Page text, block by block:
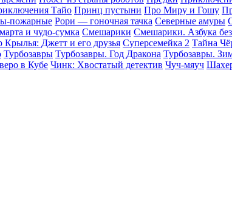
Тайо Принц пустыни Про Миру и Гошу
пожарные Рори — гоночная тачка Северные амуры
и чудо-сумка Смешарики Смешарики. Азбука
Крылья: Джетт и его друзья Суперсемейка 2 Тайна
Турбозавры Турбозавры. Год Дракона Турбозавры.
в Кубе Чинк: Хвостатый детектив Чуч-мяуч